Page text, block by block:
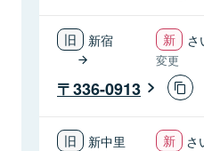
新宿 さ
変更
336-0913
新中里 さ